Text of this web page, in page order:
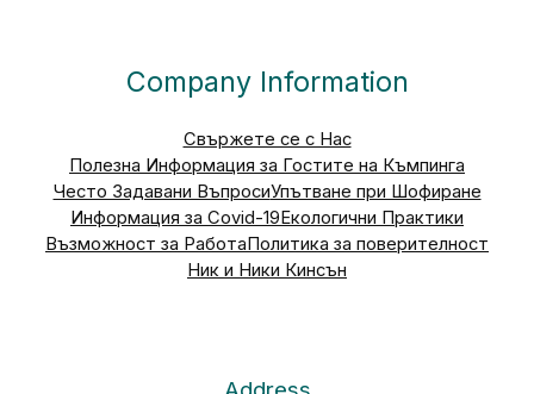
Company Information
Свържете се с Нас
Полезна Информация за Гостите на Къмпинга
Често Задавани ВъпросиУпътване при Шофиране
Информация за Covid-19Екологични Практики
Възможност за РаботаПолитика за поверителност
Ник и Ники Кинсън